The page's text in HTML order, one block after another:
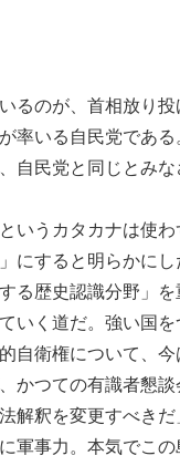
るのが、首相放り
率いる自民党であ
自民党と同じとみ
うカタカナは使わ
にすると明らかに
る歴史認識分野」を
いく道だ。強い国
自衛権について、
かつての有識者懇談
解釈を変更すべき
軍事力。本気でこ